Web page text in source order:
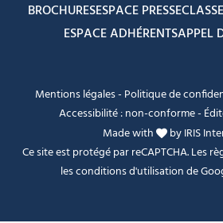
BROCHURESESPACE PRESSE
ESPACE ADHÉRENTSAPPEL
Mentions légales- Politique de
Accessibilité : non-conforme-
Made with
byIRIS
Ce site est protégé par reCAPTCHA. Les
lesconditions d'utilisationde